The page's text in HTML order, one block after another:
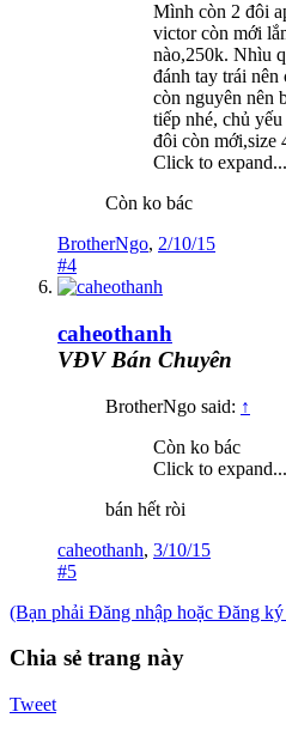
Mình còn 2 đôi
victor còn mới
nào,250k. Nhìu
đánh tay trái nên
còn nguyên nên
tiếp nhé, chủ
đôi còn mới,size
Click to expand...
Còn ko bác
BrotherNgo, 2/10/15
#4
caheothanh
VĐV Bán Chuyên
BrotherNgo said: ↑
Còn ko bác
Click to expand...
bán hết ròi
caheothanh, 3/10/15
#5
(Bạn phải Đăng nhập hoặc Đăng
Chia sẻ trang này
Tweet